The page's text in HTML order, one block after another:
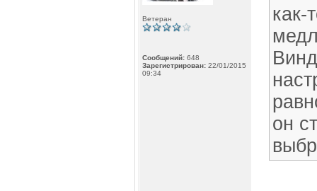
Ветеран
Сообщений: 648
Зарегистрирован: 22/01/2015
09:34
как-
он